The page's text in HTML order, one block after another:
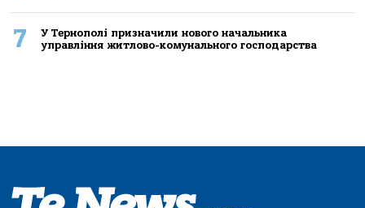
7
У Тернополі призначили нового начальника
управління житлово-комунального господарства